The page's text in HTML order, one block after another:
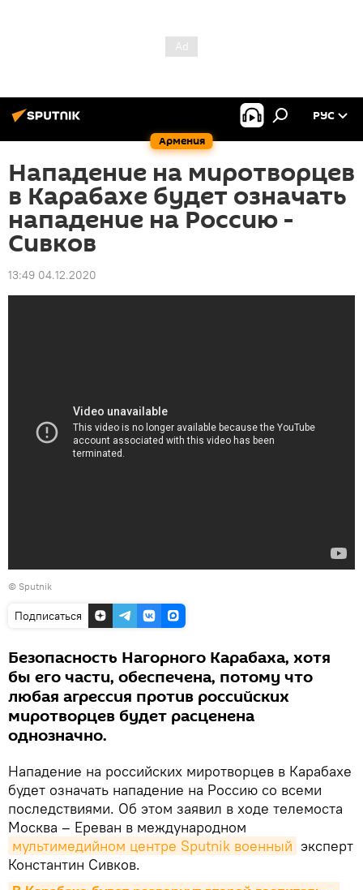
Армения
РУС
Нападение на миротворцев
в Карабахе будет означать
нападение на Россию -
Сивков
13:49 04.12.2020
© Sputnik
Подписаться
Безопасность Нагорного Карабаха, хотя
бы его части, обеспечена, потому что
любая агрессия против российских
миротворцев будет расценена
однозначно.
Нападение на российских миротворцев в Карабахе
будет означать нападение на Россию со всеми
последствиями. Об этом заявил в ходе телемоста
Москва – Ереван в международном
мультимедийном центре Sputnik военный эксперт
Константин Сивков.